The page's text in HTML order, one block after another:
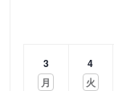
3
月
4
火